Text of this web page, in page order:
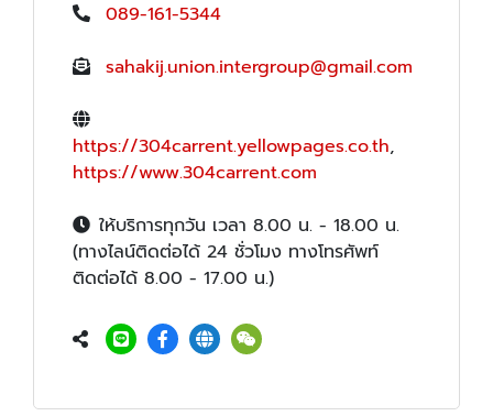
089-161-5344
sahakij.union.intergroup@gmail.com
https://304carrent.yellowpages.co.th,
https://www.304carrent.com
ให้บริการทุกวัน เวลา 8.00 น. - 18.00 น.
(ทางไลน์ติดต่อได้ 24 ชั่วโมง ทางโทรศัพท์
ติดต่อได้ 8.00 - 17.00 น.)